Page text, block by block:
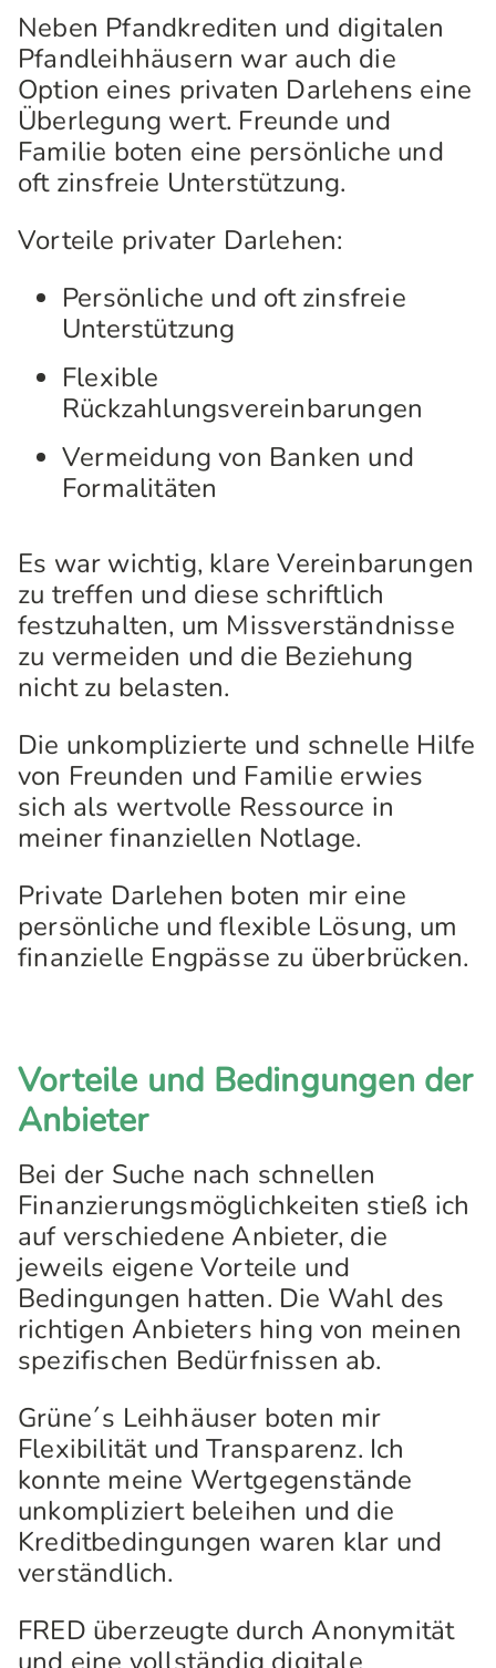
Neben Pfandkrediten und digitalen
Pfandleihhäusern war auch die
Option eines privaten Darlehens eine
Überlegung wert. Freunde und
Familie boten eine persönliche und
oft zinsfreie Unterstützung.
Vorteile privater Darlehen:
Persönliche und oft zinsfreie
Unterstützung
Flexible
Rückzahlungsvereinbarungen
Vermeidung von Banken und
Formalitäten
Es war wichtig, klare Vereinbarungen
zu treffen und diese schriftlich
festzuhalten, um Missverständnisse
zu vermeiden und die Beziehung
nicht zu belasten.
Die unkomplizierte und schnelle Hilfe
von Freunden und Familie erwies
sich als wertvolle Ressource in
meiner finanziellen Notlage.
Private Darlehen boten mir eine
persönliche und flexible Lösung, um
finanzielle Engpässe zu überbrücken.
Vorteile und Bedingungen der
Anbieter
Bei der Suche nach schnellen
Finanzierungsmöglichkeiten stieß ich
auf verschiedene Anbieter, die
jeweils eigene Vorteile und
Bedingungen hatten. Die Wahl des
richtigen Anbieters hing von meinen
spezifischen Bedürfnissen ab.
Grüne´s Leihhäuser boten mir
Flexibilität und Transparenz. Ich
konnte meine Wertgegenstände
unkompliziert beleihen und die
Kreditbedingungen waren klar und
verständlich.
FRED überzeugte durch Anonymität